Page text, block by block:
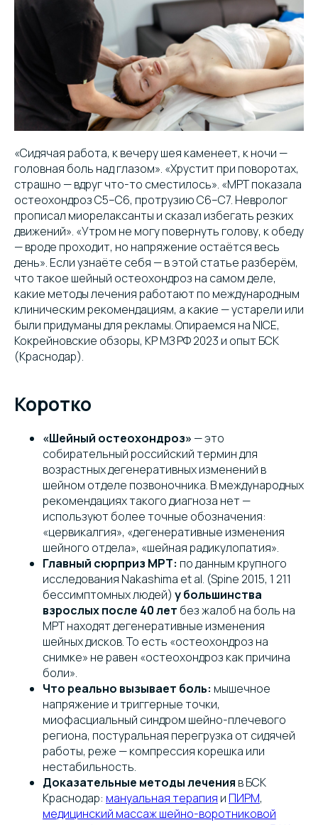
«Сидячая работа, к вечеру шея каменеет, к ночи —
головная боль над глазом». «Хрустит при поворотах,
страшно — вдруг что-то сместилось». «МРТ показала
остеохондроз C5–C6, протрузию C6–C7. Невролог
прописал миорелаксанты и сказал избегать резких
движений». «Утром не могу повернуть голову, к обеду
— вроде проходит, но напряжение остаётся весь
день». Если узнаёте себя — в этой статье разберём,
что такое шейный остеохондроз на самом деле,
какие методы лечения работают по международным
клиническим рекомендациям, а какие — устарели или
были придуманы для рекламы. Опираемся на NICE,
Кокрейновские обзоры, КР МЗ РФ 2023 и опыт БСК
(Краснодар).
Коротко
«Шейный остеохондроз» — это
собирательный российский термин для
возрастных дегенеративных изменений в
шейном отделе позвоночника. В международных
рекомендациях такого диагноза нет —
используют более точные обозначения:
«цервикалгия», «дегенеративные изменения
шейного отдела», «шейная радикулопатия».
Главный сюрприз МРТ: по данным крупного
исследования Nakashima et al. (Spine 2015, 1 211
бессимптомных людей) у большинства
взрослых после 40 лет без жалоб на боль на
МРТ находят дегенеративные изменения
шейных дисков. То есть «остеохондроз на
снимке» не равен «остеохондроз как причина
боли».
Что реально вызывает боль: мышечное
напряжение и триггерные точки,
миофасциальный синдром шейно-плечевого
региона, постуральная перегрузка от сидячей
работы, реже — компрессия корешка или
нестабильность.
Доказательные методы лечения в БСК
Краснодар: мануальная терапия и ПИРМ,
медицинский массаж шейно-воротниковой